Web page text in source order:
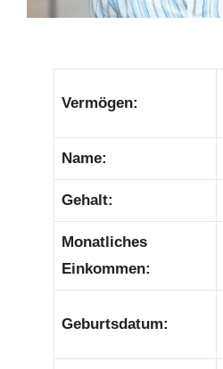
Vermögen:
Name:
Gehalt:
Monatliches
Einkommen:
Geburtsdatum: